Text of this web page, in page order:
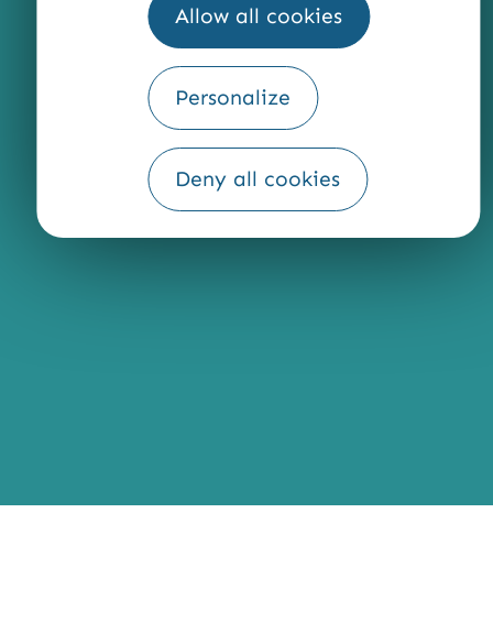
Allow all cookies
Personalize
Deny all cookies
QUI SOMMES-NOUS ?
Fourni par
Traduction